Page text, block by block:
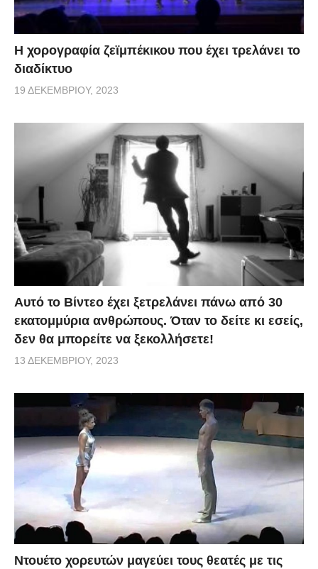
Η χορογραφία ζεϊμπέκικου που έχει τρελάνει το
διαδίκτυο
19 ΔΕΚΕΜΒΡΊΟΥ, 2023
Αυτό το Βίντεο έχει ξετρελάνει πάνω από 30
εκατομμύρια ανθρώπους. Όταν το δείτε κι εσείς,
δεν θα μπορείτε να ξεκολλήσετε!
13 ΔΕΚΕΜΒΡΊΟΥ, 2023
Ντουέτο χορευτών μαγεύει τους θεατές με τις